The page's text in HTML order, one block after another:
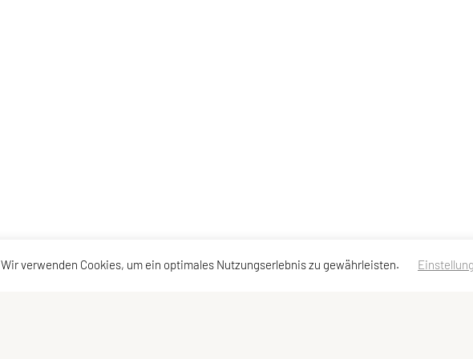
Wir verwenden Cookies, um ein optimales Nutzungserlebnis zu gewährleisten.